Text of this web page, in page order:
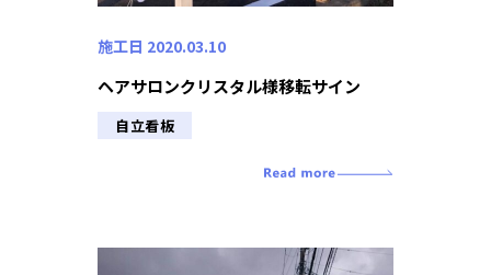
施工日 2020.03.10
ヘアサロンクリスタル様移転サイン
自立看板